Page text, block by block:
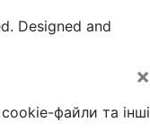
Designed and
×
файли та інші